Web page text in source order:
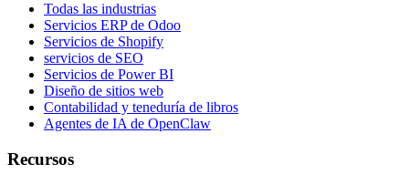
Todas las industrias
Servicios ERP de Odoo
Servicios de Shopify
servicios de SEO
Servicios de Power BI
Diseño de sitios web
Contabilidad y teneduría de libros
Agentes de IA de OpenClaw
Recursos